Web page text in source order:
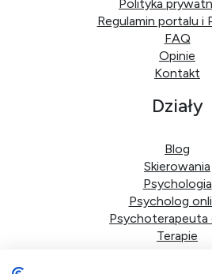
Polityka
Regulamin portalu i
FAQ
Opinie
Kontakt
Działy
Blog
Skierowania
Psychologia
Psycholog
Psychoterapeuta
Terapie